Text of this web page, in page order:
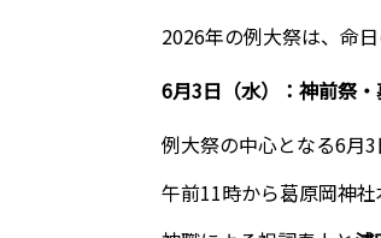
2026年の例大祭は、命
6月3日（水）：神前祭
例大祭の中心となる6月3
午前11時から葛原岡神